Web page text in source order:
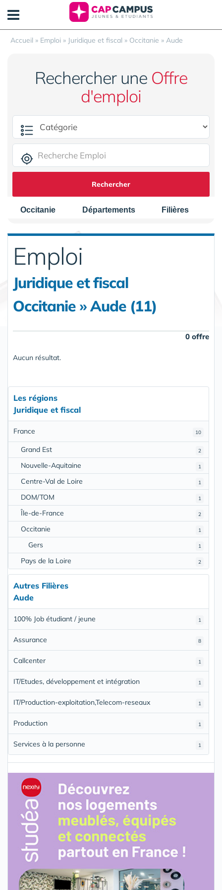
Accueil » Emploi » Juridique et fiscal » Occitanie » Aude
Rechercher une Offre
d'emploi
Rechercher
Occitanie Départements Filières
Emploi
Juridique et fiscal
Occitanie » Aude (11)
0 offre
Aucun résultat.
Les régions
Juridique et fiscal
10
France
2
Grand Est
1
Nouvelle-Aquitaine
1
Centre-Val de Loire
1
DOM/TOM
2
Île-de-France
1
Occitanie
1
Gers
2
Pays de la Loire
Autres Filières
Aude
1
100% Job étudiant / jeune
8
Assurance
1
Callcenter
1
IT/Etudes, développement et intégration
1
IT/Production-exploitation,Telecom-reseaux
1
Production
1
Services à la personne
Panneau de gestion des cookies